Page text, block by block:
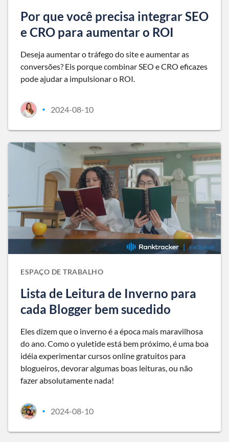
Por que você precisa integrar SEO
e CRO para aumentar o ROI
Deseja aumentar o tráfego do site e aumentar as
conversões? Eis porque combinar SEO e CRO eficazes
pode ajudar a impulsionar o ROI.
• 2024-08-10
ESPAÇO DE TRABALHO
Lista de Leitura de Inverno para
cada Blogger bem sucedido
Eles dizem que o inverno é a época mais maravilhosa
do ano. Como o yuletide está bem próximo, é uma boa
idéia experimentar cursos online gratuitos para
blogueiros, devorar algumas boas leituras, ou não
fazer absolutamente nada!
• 2024-08-10